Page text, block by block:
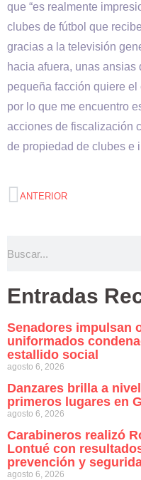
que “es realmente
clubes de fútbol que
gracias a la televisión
hacia afuera, unas ansias
pequeña facción quiere
por lo que me encuentro
acciones de fiscalización
de propiedad de clubes e
ANTERIOR
Entradas
Senadores impulsan
uniformados
estallido social
agosto 6, 2026
Danzares brilla a
primeros lugares en
agosto 6, 2026
Carabineros realizó
Lontué con
prevención y
agosto 6, 2026